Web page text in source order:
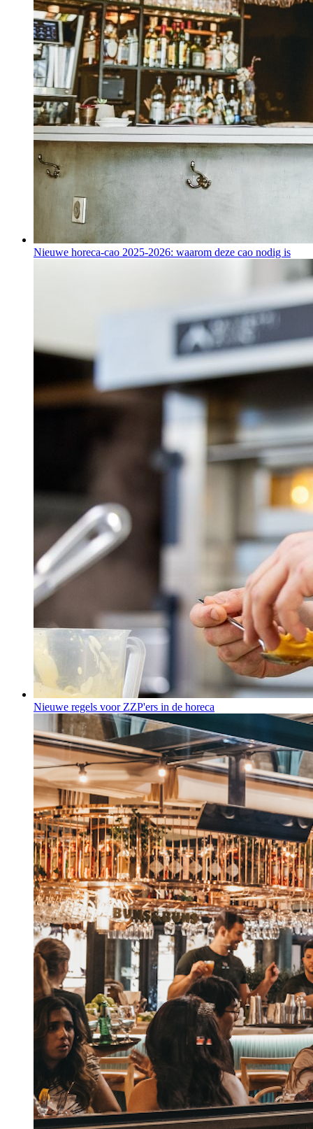
Nieuwe horeca-cao 2025-2026: waarom deze cao nodig is
Nieuwe regels voor ZZP'ers in de horeca